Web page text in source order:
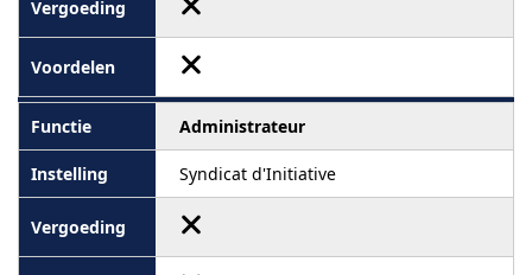
Administrateur
Syndicat d'Initiative